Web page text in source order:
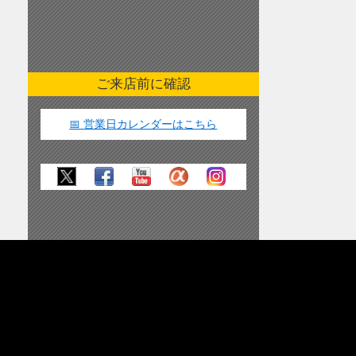
ご来店前に確認
📅 営業日カレンダーはこちら